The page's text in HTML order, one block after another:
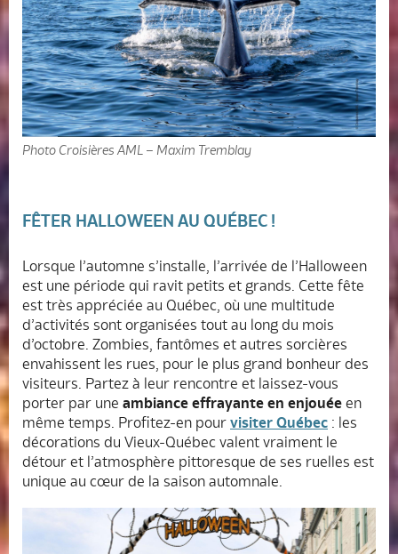
Photo Croisières AML – Maxim Tremblay
FÊTER HALLOWEEN AU QUÉBEC !
Lorsque l’automne s’installe, l’arrivée de l’Halloween
est une période qui ravit petits et grands. Cette fête
est très appréciée au Québec, où une multitude
d’activités sont organisées tout au long du mois
d’octobre. Zombies, fantômes et autres sorcières
envahissent les rues, pour le plus grand bonheur des
visiteurs. Partez à leur rencontre et laissez-vous
porter par une ambiance effrayante en enjouée en
même temps. Profitez-en pour visiter Québec : les
décorations du Vieux-Québec valent vraiment le
détour et l’atmosphère pittoresque de ses ruelles est
unique au cœur de la saison automnale.